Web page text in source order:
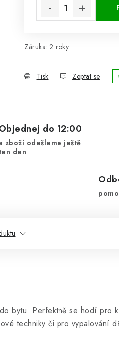
Záruka: 2 roky
Tisk Zeptat se
Objednej do 12:00
a zboží odešleme ještě
ten den
bytu. Perfektně se hodí pro
techniky či pro vypalování